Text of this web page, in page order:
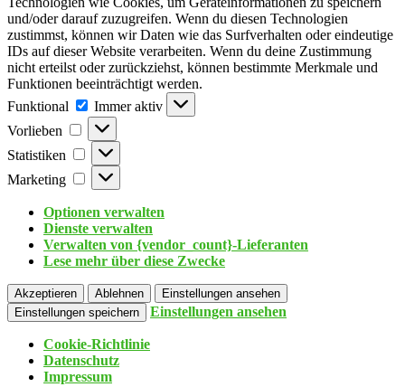
und/oder darauf zuzugreifen. Wenn du diesen Technologien
zustimmst, können wir Daten wie das Surfverhalten oder eindeutige
IDs auf dieser Website verarbeiten. Wenn du deine Zustimmung
nicht erteilst oder zurückziehst, können bestimmte Merkmale und
Funktionen beeinträchtigt werden.
Funktional
Immer aktiv
Vorlieben
Statistiken
Marketing
Optionen verwalten
Dienste verwalten
Verwalten von {vendor_count}-Lieferanten
Lese mehr über diese Zwecke
Akzeptieren Ablehnen
Einstellungen ansehen
Einstellungen speichern
Einstellungen ansehen
Cookie-Richtlinie
Datenschutz
Impressum